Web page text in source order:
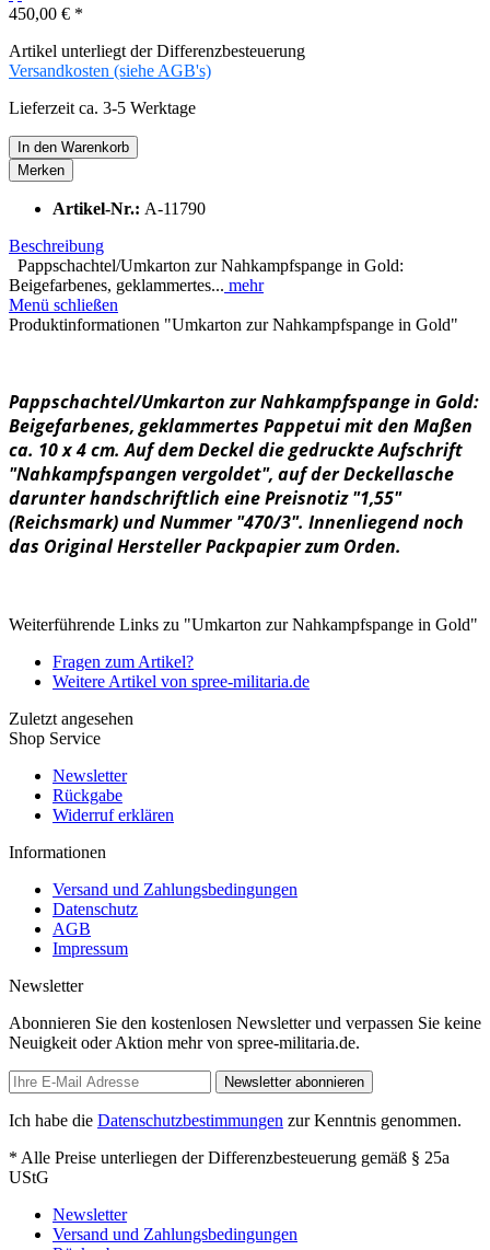
450,00 € *
Artikel unterliegt der Differenzbesteuerung
Versandkosten (siehe AGB's)
Lieferzeit ca. 3-5 Werktage
In den Warenkorb
Merken
Artikel-Nr.: A-11790
Beschreibung
Pappschachtel/Umkarton zur Nahkampfspange in Gold:
Beigefarbenes, geklammertes... mehr
Menü schließen
Produktinformationen "Umkarton zur Nahkampfspange in Gold"
Pappschachtel/Umkarton zur Nahkampfspange in Gold:
Beigefarbenes, geklammertes Pappetui mit den Maßen
ca. 10 x 4 cm. Auf dem Deckel die gedruckte Aufschrift
"Nahkampfspangen vergoldet", auf der Deckellasche
darunter handschriftlich eine Preisnotiz "1,55"
(Reichsmark) und Nummer "470/3". Innenliegend noch
das Original Hersteller Packpapier zum Orden.
Weiterführende Links zu "Umkarton zur Nahkampfspange in Gold"
Fragen zum Artikel?
Weitere Artikel von spree-militaria.de
Zuletzt angesehen
Shop Service
Newsletter
Rückgabe
Widerruf erklären
Informationen
Versand und Zahlungsbedingungen
Datenschutz
AGB
Impressum
Newsletter
Abonnieren Sie den kostenlosen Newsletter und verpassen Sie keine
Neuigkeit oder Aktion mehr von spree-militaria.de.
Newsletter abonnieren
Ich habe die Datenschutzbestimmungen zur Kenntnis genommen.
* Alle Preise unterliegen der Differenzbesteuerung gemäß § 25a
UStG
Newsletter
Versand und Zahlungsbedingungen